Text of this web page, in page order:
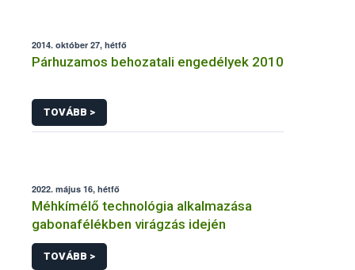
2014. október 27, hétfő
Párhuzamos behozatali engedélyek 2010
TOVÁBB >
2022. május 16, hétfő
Méhkímélő technológia alkalmazása
gabonafélékben virágzás idején
TOVÁBB >